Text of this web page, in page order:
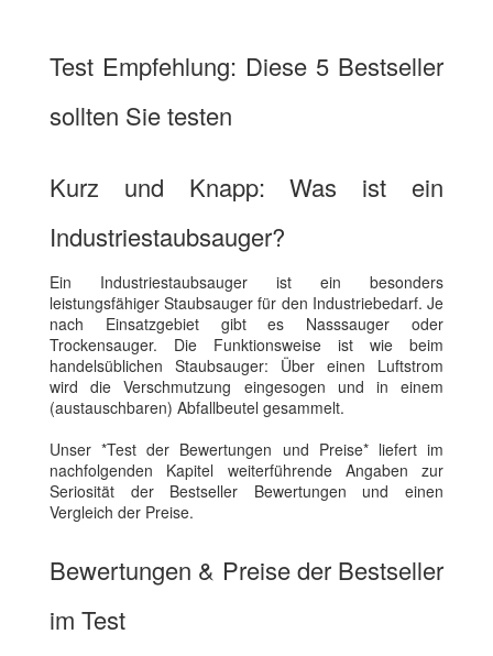
Test Empfehlung: Diese 5 Bestseller
sollten Sie testen
Kurz und Knapp: Was ist ein
Industriestaubsauger?
Ein Industriestaubsauger ist ein besonders
leistungsfähiger Staubsauger für den Industriebedarf. Je
nach Einsatzgebiet gibt es Nasssauger oder
Trockensauger. Die Funktionsweise ist wie beim
handelsüblichen Staubsauger: Über einen Luftstrom
wird die Verschmutzung eingesogen und in einem
(austauschbaren) Abfallbeutel gesammelt.
Unser *Test der Bewertungen und Preise* liefert im
nachfolgenden Kapitel weiterführende Angaben zur
Seriosität der Bestseller Bewertungen und einen
Vergleich der Preise.
Bewertungen & Preise der Bestseller
im Test